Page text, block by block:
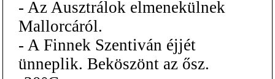
- Az Ausztrálok elmenekülnek
Mallorcáról.
- A Finnek Szentiván éjjét
ünneplik. Beköszönt az ősz.